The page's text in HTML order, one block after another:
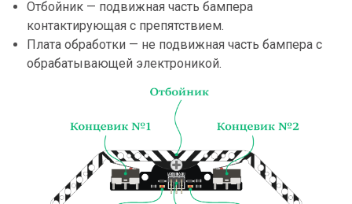
Отбойник — подвижная часть бампера
контактирующая с препятствием.
Плата обработки — не подвижная часть бампера с
обрабатывающей электроникой.